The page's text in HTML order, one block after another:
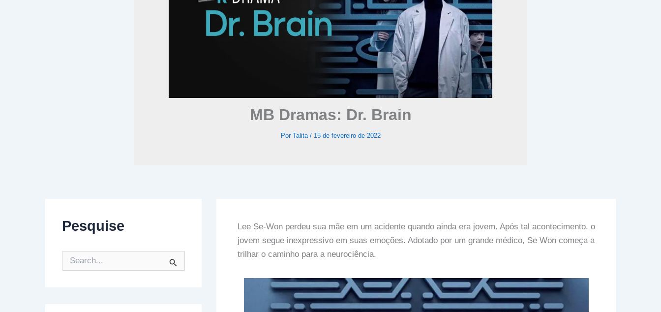
MB Dramas: Dr. Brain
Por Talita / 15 de fevereiro de 2022
Pesquise
e
Lee Se-Won perdeu sua mãe em um acidente quando ainda era jovem. Após tal acontecimento, o
jovem segue inexpressivo em suas emoções. Adotado por um grande médico, Se Won começa a
trilhar o caminho para a neurociência.